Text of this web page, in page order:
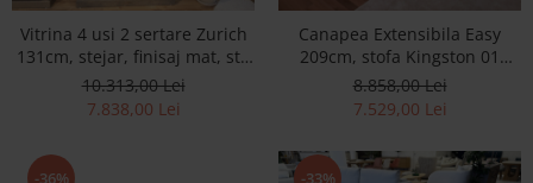
Vitrina 4 usi 2 sertare Zurich
131cm, stejar, finisaj mat, stil
rustic
10.313,00 Lei
7.838,00 Lei
Canapea Extensibila Easy
209cm, stofa Kingston 01
CAT1 SALE
8.858,00 Lei
7.529,00 Lei
-36% -33%